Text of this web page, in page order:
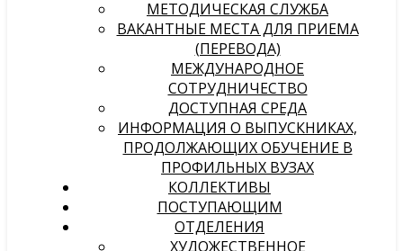
МЕТОДИЧЕСКАЯ СЛУЖБА
ВАКАНТНЫЕ МЕСТА ДЛЯ ПРИЕМА
(ПЕРЕВОДА)
МЕЖДУНАРОДНОЕ
СОТРУДНИЧЕСТВО
ДОСТУПНАЯ СРЕДА
ИНФОРМАЦИЯ О ВЫПУСКНИКАХ,
ПРОДОЛЖАЮЩИХ ОБУЧЕНИЕ В
ПРОФИЛЬНЫХ ВУЗАХ
КОЛЛЕКТИВЫ
ПОСТУПАЮЩИМ
ОТДЕЛЕНИЯ
ХУДОЖЕСТВЕННОЕ